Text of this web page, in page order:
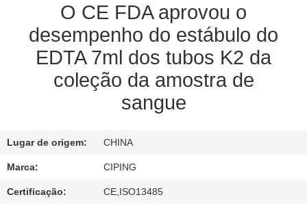
PEÇA
UMAS
CITAÇÕES
MAPA
DO
SITE
O CE FDA aprovou o
desempenho do estábulo do
EDTA 7ml dos tubos K2 da
coleção da amostra de
sangue
Lugar de origem: CHINA
Marca: CIPING
Certificação: CE,ISO13485